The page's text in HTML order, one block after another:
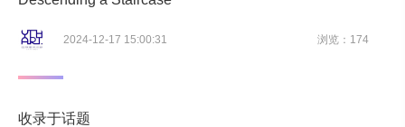
2024-12-17 15:00:31 浏览：174
收录于话题